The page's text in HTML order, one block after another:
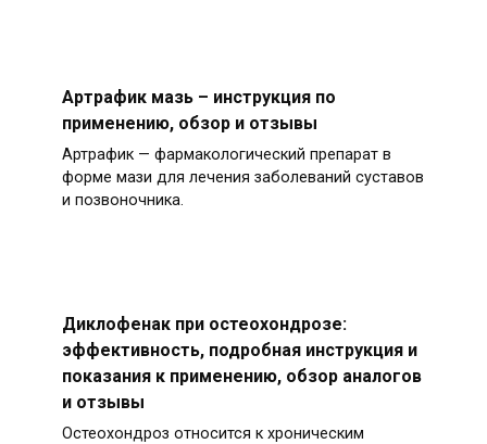
Артрафик мазь – инструкция по
применению, обзор и отзывы
Артрафик — фармакологический препарат в
форме мази для лечения заболеваний суставов
и позвоночника.
Диклофенак при остеохондрозе:
эффективность, подробная инструкция и
показания к применению, обзор аналогов
и отзывы
Остеохондроз относится к хроническим